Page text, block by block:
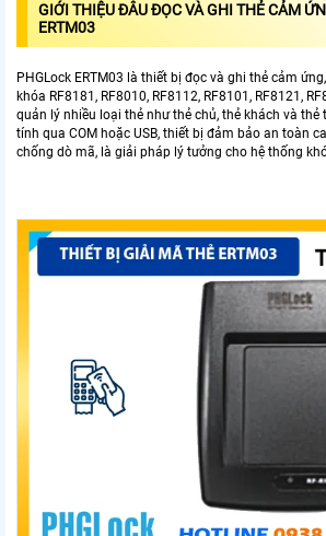
GIỚI THIỆU ĐÂU ĐỌC VÀ GHI THẺ CẢM
ERTM03
PHGLock ERTM03 là thiết bị đọc và ghi thẻ cảm
khóa RF8181, RF8010, RF8112, RF8101, RF8121,
quản lý nhiều loại thẻ như thẻ chủ, thẻ khách và thẻ
tính qua COM hoặc USB, thiết bị đảm bảo an toàn
chống dò mã, là giải pháp lý tưởng cho hệ thống